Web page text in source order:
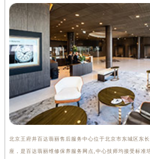
北京王府井百达翡丽售后服务中心位于北京市东城区东
座，是百达翡丽维修保养服务网点,中心技师均接受标准